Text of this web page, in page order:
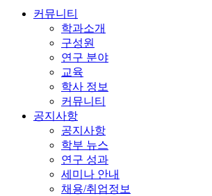
커뮤니티
학과소개
구성원
연구 분야
교육
학사 정보
커뮤니티
공지사항
공지사항
학부 뉴스
연구 성과
세미나 안내
채용/취업정보